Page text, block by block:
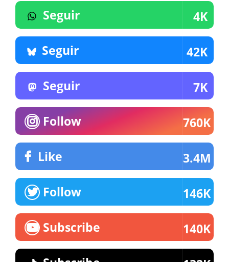
Seguir 4K
Seguir 42K
Seguir 7K
Follow 760K
Like 3.4M
Follow 146K
Subscribe 140K